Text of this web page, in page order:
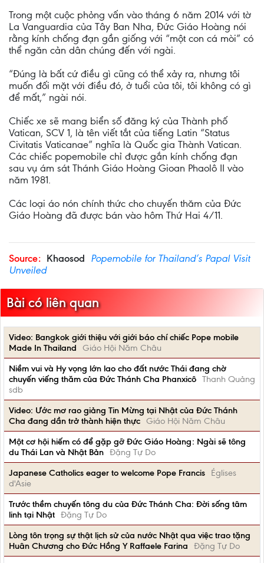
Trong một cuộc phỏng vấn vào tháng 6 năm 2014 với tờ
La Vanguardia của Tây Ban Nha, Đức Giáo Hoàng nói
rằng kính chống đạn gần giống với “một con cá mòi” có
thể ngăn cản dân chúng đến với ngài.
“Đúng là bất cứ điều gì cũng có thể xảy ra, nhưng tôi
muốn đối mặt với điều đó, ở tuổi của tôi, tôi không có gì
để mất,” ngài nói.
Chiếc xe sẽ mang biển số đăng ký của Thành phố
Vatican, SCV 1, là tên viết tắt của tiếng Latin “Status
Civitatis Vaticanae” nghĩa là Quốc gia Thành Vatican.
Các chiếc popemobile chỉ được gắn kính chống đạn
sau vụ ám sát Thánh Giáo Hoàng Gioan Phaolô II vào
năm 1981.
Các loại áo nón chính thức cho chuyến thăm của Đức
Giáo Hoàng đã được bán vào hôm Thứ Hai 4/11.
Source: Khaosod Popemobile for Thailand’s Papal Visit
Unveiled
Bài có liên quan
Video: Bangkok giới thiệu với giới báo chí chiếc Pope mobile
Made In Thailand
Giáo Hội Năm Châu
Niềm vui và Hy vọng lớn lao cho đất nước Thái đang chờ
chuyến viếng thăm của Đức Thánh Cha Phanxicô Thanh Quảng
sdb
Video: Ước mơ rao giảng Tin Mừng tại Nhật của Đức Thánh
Cha đang dần trở thành hiện thực Giáo Hội Năm Châu
Một cơ hội hiếm có để gặp gỡ Đức Giáo Hoàng: Ngài sẽ tông
du Thái Lan và Nhật Bản Đặng Tự Do
Japanese Catholics eager to welcome Pope Francis
Églises
d'Asie
Trước thềm chuyến tông du của Đức Thánh Cha: Đời sống tâm
linh tại Nhật Đặng Tự Do
Lòng tôn trọng sự thật lịch sử của nước Nhật qua việc trao tặng
Huân Chương cho Đức Hồng Y Raffaele Farina
Đặng Tự Do